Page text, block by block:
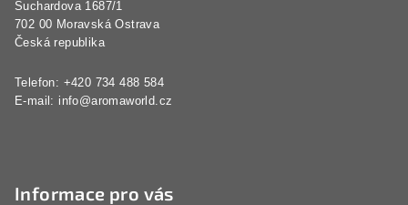
Suchardova 1687/1
702 00 Moravská Ostrava
Česká republika
Telefon: +420 734 488 584
E-mail: info@aromaworld.cz
Informace pro vás